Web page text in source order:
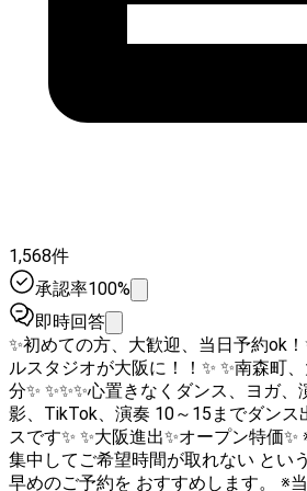
1,568件
承認率100%
即時回答
✨初めての方、大歓迎、当日予約ok
ルスタジオが大阪に！！✨ ✨南森町
分✨ ✨✨✨心置きなくダンス、ヨガ、演劇、撮影 YouTube撮
影、TikTok、演奏 10～15までダンス
スです✨ ✨大阪進出✨オープン特価✨ ※【ご注意】ご予約が
集中してご希望時間が取れない とい
早めのご予約を おすすめします。 ※当スタジオは無人の予